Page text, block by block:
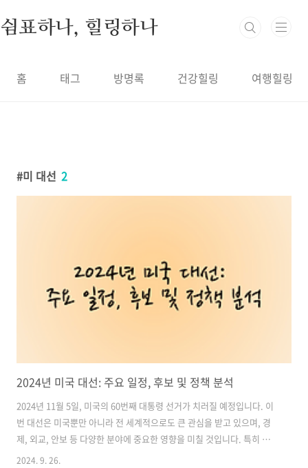
쉼표하나, 힐링하나
홈 태그 방명록 건강힐링 여행힐링
미 대선 2
2024년 미국 대선: 주요 일정, 후보 및 정책 분석
2024년 11월 5일, 미국의 60번째 대통령 선거가 치러질 예정입니다. 이
번 대선은 미국뿐만 아니라 전 세계적으로도 큰 관심을 받고 있으며, 경
제, 외교, 안보 등 다양한 분야에 중요한 영향을 미칠 것입니다. 특히 이
번 대선에서는 민주당의 카멀라 해리스 부통령과 공화당의 도널드 트럼
2024. 9. 26.